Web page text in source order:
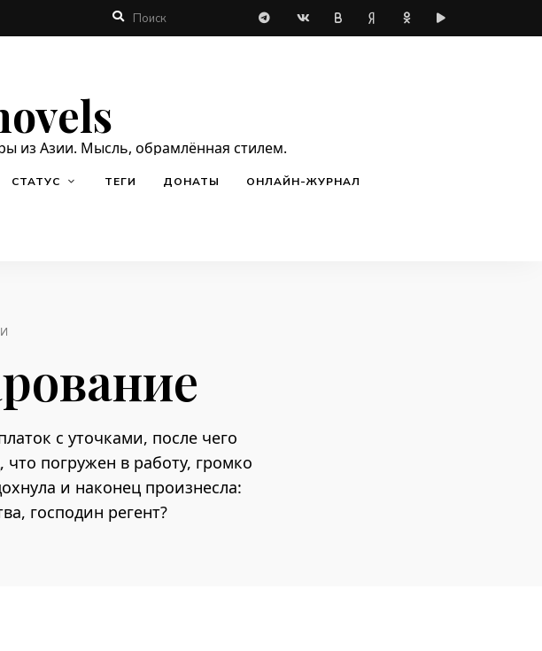
из Азии. Мысль, обрамлённая стилем.
СТАТУС ТЕГИ ДОНАТЫ ОНЛАЙН-ЖУРНАЛ
с уточками, после чего
погружен в работу, громко
и наконец произнесла:
господин регент?